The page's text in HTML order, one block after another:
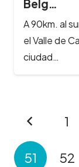
Belg…
A 90km. al
el Valle de
ciudad…
1
51 52